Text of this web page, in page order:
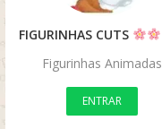
FIGURINHAS CUTS
Figurinhas Animadas
ENTRAR